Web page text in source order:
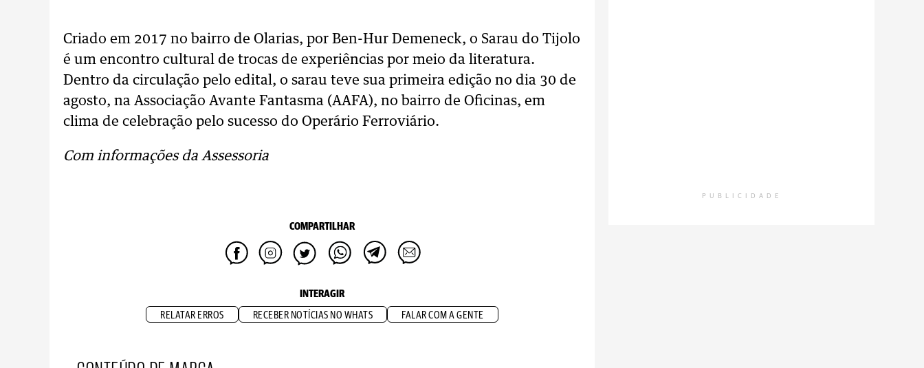
Criado em 2017 no bairro de Olarias, por Ben-Hur Demeneck, o Sarau do Tijolo
é um encontro cultural de trocas de experiências por meio da literatura.
Dentro da circulação pelo edital, o sarau teve sua primeira edição no dia 30 de
agosto, na Associação Avante Fantasma (AAFA), no bairro de Oficinas, em
clima de celebração pelo sucesso do Operário Ferroviário.
Com informações da Assessoria
COMPARTILHAR
INTERAGIR
RELATAR ERROS RECEBER NOTÍCIAS NO WHATS FALAR COM A GENTE
PUBLICIDADE